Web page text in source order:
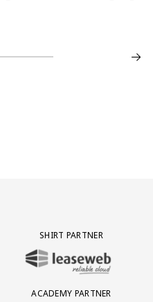
PARTNER AFAS SOFTWARE
SHIRT PARTNER
BEZOEK ONZE SHIRT PARTNER
ACADEMY PARTNER